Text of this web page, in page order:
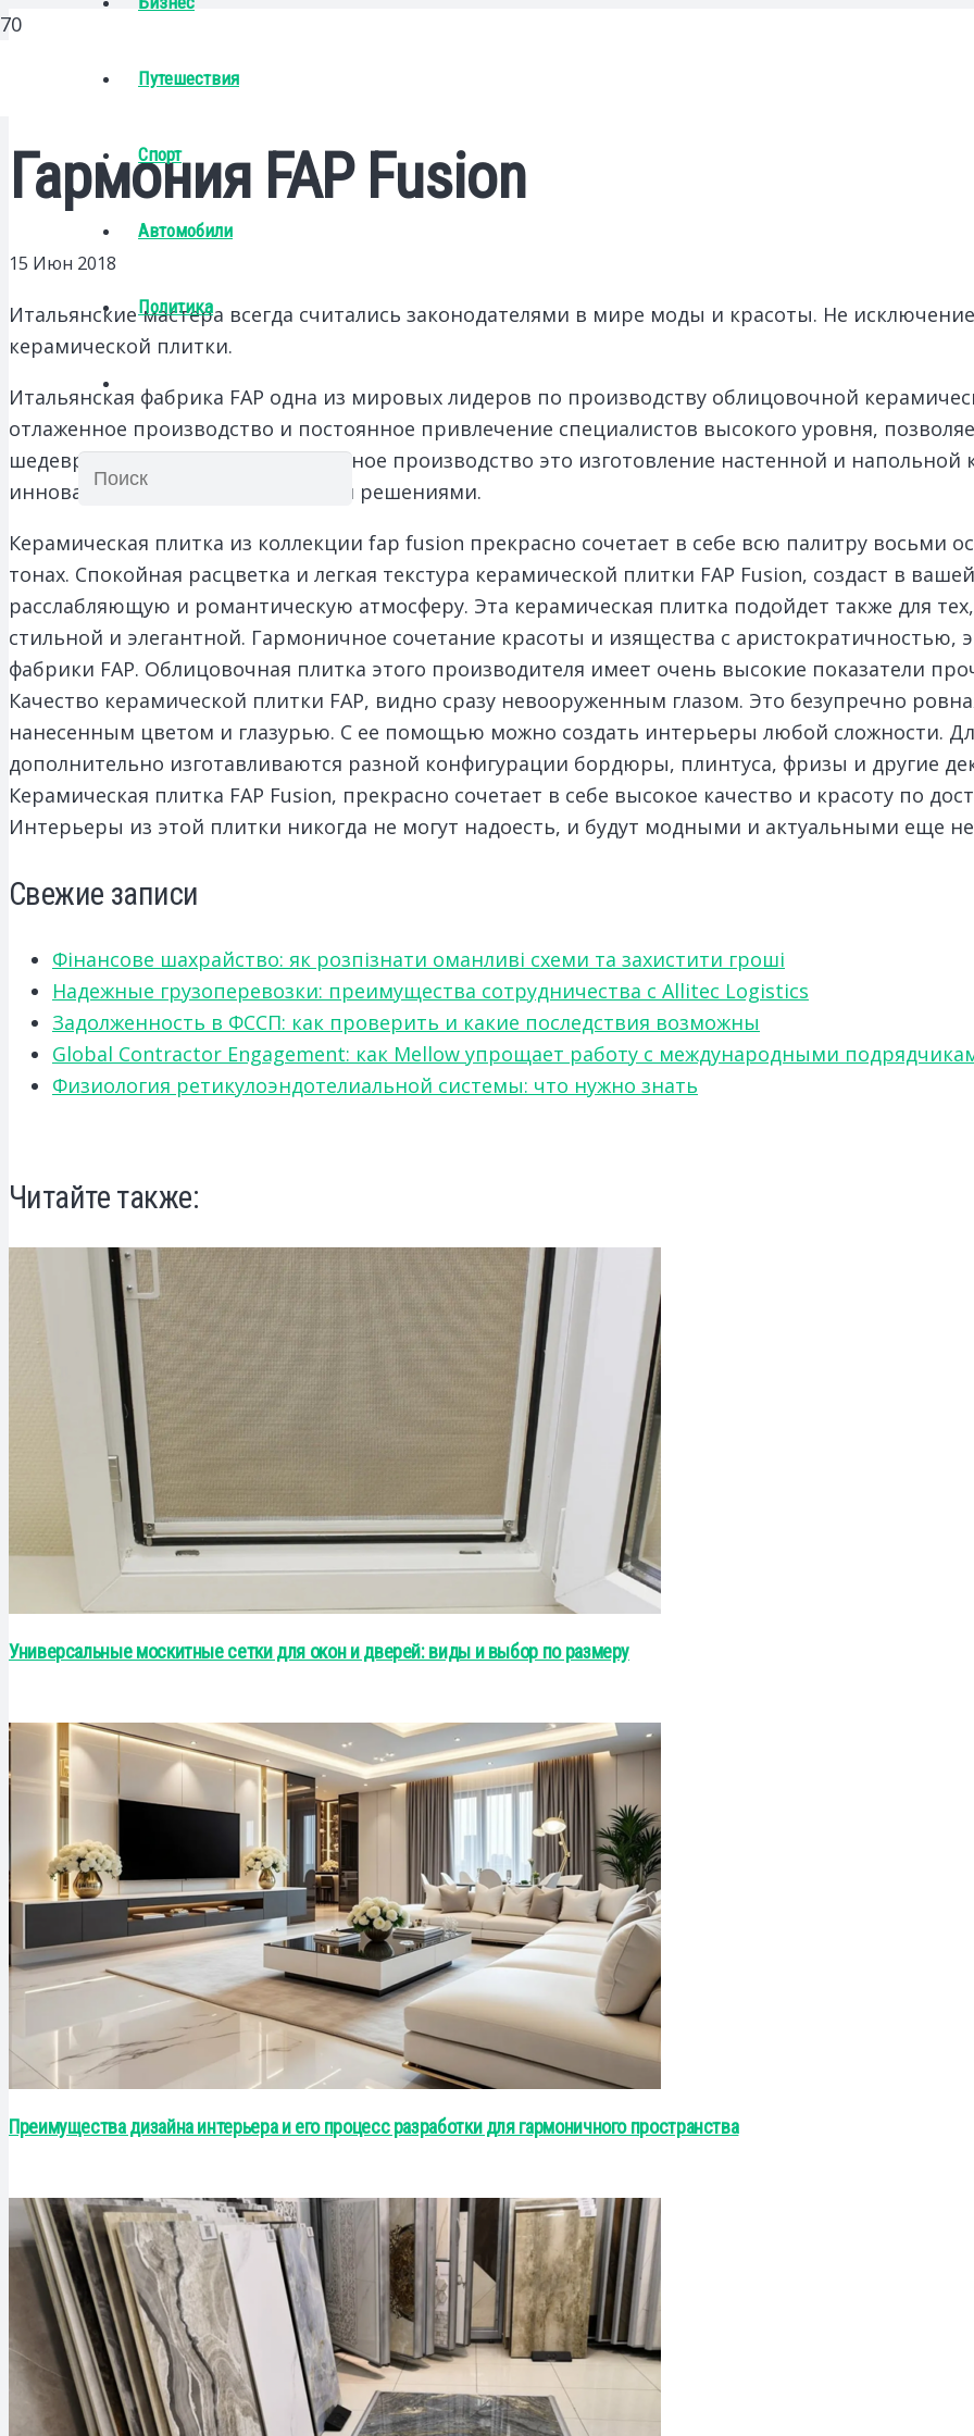
Путешествия
Спорт
Автомобили
Политика
Гармония FAP Fusion
15 Июн 2018
Итальянские мастера всегда считались законодателями в мире моды и красоты. Не
керамической плитки.
Итальянская фабрика FAP одна из мировых лидеров по производству облицовочной
отлаженное производство и постоянное привлечение специалистов высокого уровня,
шедевры в мире керамики. Основное производство это изготовление настенной и напольной
инновационными дизайнерскими решениями.
Керамическая плитка из коллекции fap fusion прекрасно сочетает в себе всю палитру восьми
тонах. Спокойная расцветка и легкая текстура керамической плитки FAP Fusion, создаст в
расслабляющую и романтическую атмосферу. Эта керамическая плитка подойдет также для
стильной и элегантной. Гармоничное сочетание красоты и изящества с аристократичностью,
фабрики FAP. Облицовочная плитка этого производителя имеет очень высокие показатели
Качество керамической плитки FAP, видно сразу невооруженным глазом. Это безупречно
нанесенным цветом и глазурью. С ее помощью можно создать интерьеры любой сложности.
дополнительно изготавливаются разной конфигурации бордюры, плинтуса, фризы и другие
Керамическая плитка FAP Fusion, прекрасно сочетает в себе высокое качество и красоту по
Интерьеры из этой плитки никогда не могут надоесть, и будут модными и актуальными еще не
Свежие записи
Фінансове шахрайство: як розпізнати оманливі схеми та захистити гроші
Надежные грузоперевозки: преимущества сотрудничества с Allitec Logistics
Задолженность в ФССП: как проверить и какие последствия возможны
Global Contractor Engagement: как Mellow упрощает работу с международными
Физиология ретикулоэндотелиальной системы: что нужно знать
Читайте также:
Универсальные москитные сетки для окон и дверей: виды и выбор по размеру
Преимущества дизайна интерьера и его процесс разработки для гармоничного пространства